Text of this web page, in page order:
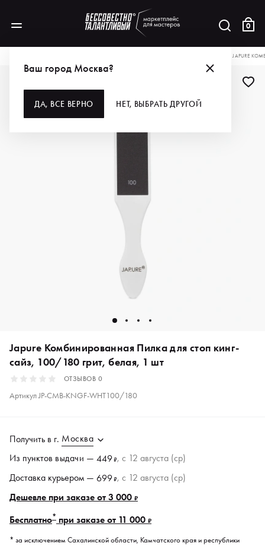
0
Ваш город Москва?
ДА, ВСЕ ВЕРНО НЕТ, ВЫБРАТЬ ДРУГОЙ
JAPURE
Japure Комбинированная Пилка для стоп кинг-
сайз, 100/180 грит, белая, 1 шт
ОТЗЫВОВ 0
АртикулJP-CMB-KNGF-WHT100/180
Получить в г. Москва
Из пунктов выдачи — 449₽, c 12 августа (ср)
Доставка курьером — 699₽, c 12 августа (ср)
Дешевле при заказе от 3 000 ₽
Бесплатно* при заказе от 11 000 ₽
* за исключением Сахалинской области, Камчатского края и республики